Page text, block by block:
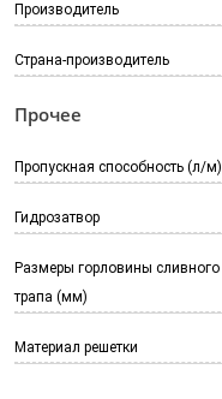
Производитель
Страна-производитель
Прочее
Пропускная способность (л/м)
Гидрозатвор
Размеры горловины сливного
трапа (мм)
Материал решетки